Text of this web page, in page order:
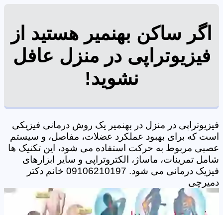
اگر ساکن بهنمیر هستید از
فیزیوتراپی در منزل عافل
نشوید!
فیزیوتراپی در منزل در بهنمیر یک روش درمانی فیزیکی
است که برای بهبود عملکرد عضلات، مفاصل، و سیستم
عصبی مربوط به حرکت استفاده می شود، این تکنیک ها
شامل تمرینات، ماساژ، الکتروتراپی و سایر ابزارهای
فیزیک درمانی می شود. 09106210197 خانم دکتر
دمیرچی